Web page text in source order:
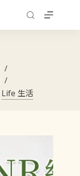
Life 生活